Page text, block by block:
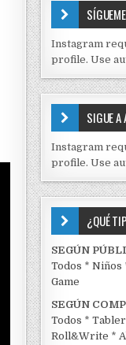
I
D
S
E
J
C
K
Instagram
profile. Use
SIGUE A
Instagram
profile. Use
¿QUÉ
SEGÚN
Todos *Niños
Game
SEGÚN
Todos *
Roll&Write *